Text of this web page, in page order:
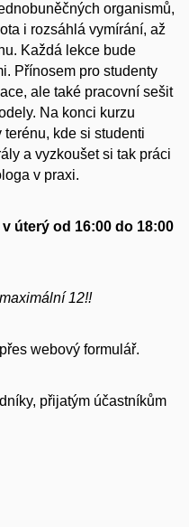
organismů,
i rozsáhlá vymírání, až
Každá lekce bude
Přínosem pro studenty
ale také pracovní sešit
Na konci kurzu
kde si studenti
a vyzkoušet si tak práci
v praxi.
v úterý od 16:00 do 18:00
12!!
webový formulář.
přijatým účastníkům